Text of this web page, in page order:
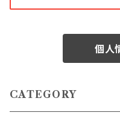
個人
CATEGORY